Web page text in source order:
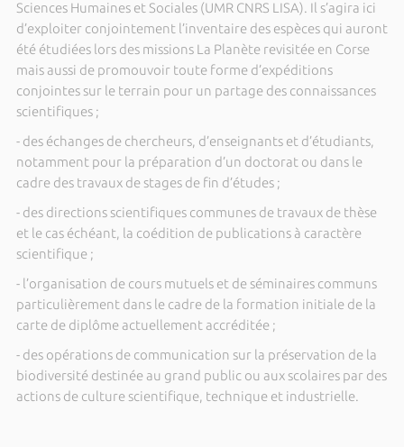
Sciences Humaines et Sociales (UMR CNRS LISA). Il s’agira ici
d’exploiter conjointement l’inventaire des espèces qui auront
été étudiées lors des missions La Planète revisitée en Corse
mais aussi de promouvoir toute forme d’expéditions
conjointes sur le terrain pour un partage des connaissances
scientifiques ;
- des échanges de chercheurs, d’enseignants et d’étudiants,
notamment pour la préparation d’un doctorat ou dans le
cadre des travaux de stages de fin d’études ;
- des directions scientifiques communes de travaux de thèse
et le cas échéant, la coédition de publications à caractère
scientifique ;
- l’organisation de cours mutuels et de séminaires communs
particulièrement dans le cadre de la formation initiale de la
carte de diplôme actuellement accréditée ;
- des opérations de communication sur la préservation de la
biodiversité destinée au grand public ou aux scolaires par des
actions de culture scientifique, technique et industrielle.